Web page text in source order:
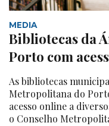
MEDIA
Bibliotecas da
Porto com
As bibliotecas
Metropolitana do
acesso online a
o Conselho